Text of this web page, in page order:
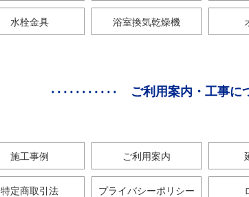
水栓金具 浴室換気乾燥機
ご利用案内・工事に
施工事例 ご利用案内
特定商取引法 プライバシーポリシー